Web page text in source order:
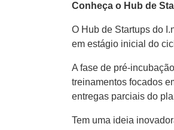
Conheça o Hub de
O Hub de Startups do
em estágio inicial do
A fase de pré-
treinamentos focados
entregas parciais do
Tem uma ideia